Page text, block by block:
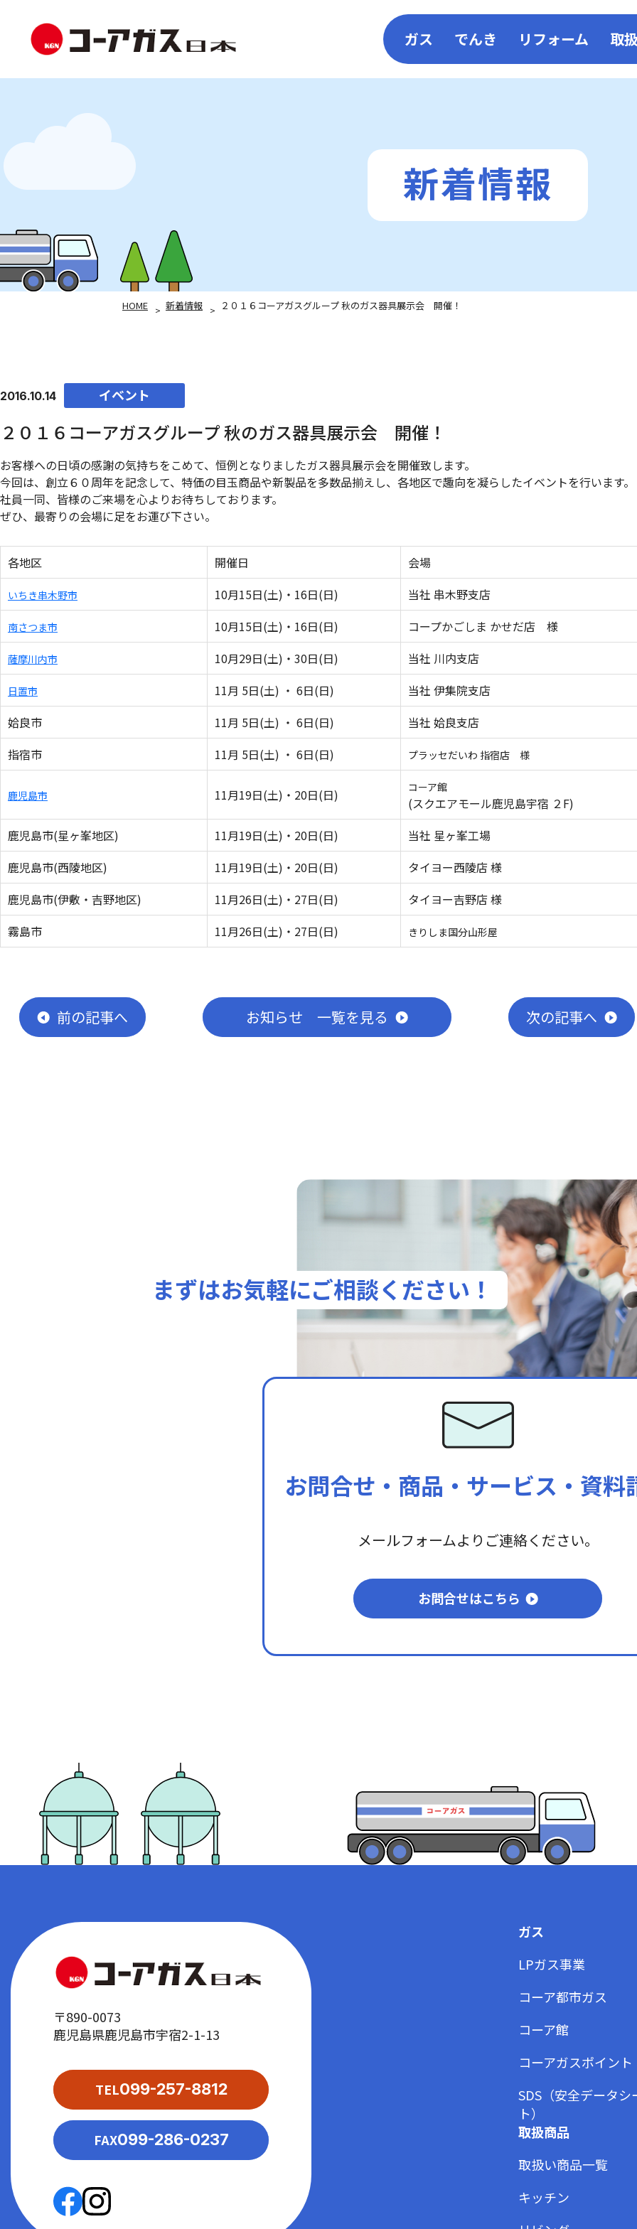
ガス
コーア館
でんき リフォーム 取
新着情報
HOME 新着情報 ２０１６コーアガスグループ 秋のガス器具展示会 開催！
2016.10.14 イベント
２０１６コーアガスグループ 秋のガス器具展示会 開催！
お客様への日頃の感謝の気持ちをこめて、恒例となりましたガス器具展示会を開催致します。
今回は、創立６０周年を記念して、特価の目玉商品や新製品を多数品揃えし、各地区で趣向を凝らしたイベントを行います。
社員一同、皆様のご来場を心よりお待ちしております。
ぜひ、最寄りの会場に足をお運び下さい。
各地区 開催日 会場
いちき串木野市 10月15日(土)・16日(日) 当社 串木野支店
南さつま市 10月15日(土)・16日(日) コープかごしま かせだ店 様
薩摩川内市 10月29日(土)・30日(日) 当社 川内支店
日置市 11月 5日(土) ・ 6日(日)
当社 伊集院支店
姶良市
11月 5日(土) ・ 6日(日)
当社 姶良支店
指宿市
11月 5日(土) ・ 6日(日) プラッセだいわ 指宿店 様
鹿児島市 11月19日(土)・20日(日) コーア館
(スクエアモール鹿児島宇宿 ２F)
鹿児島市(星ヶ峯地区)
11月19日(土)・20日(日)
当社 星ヶ峯工場
鹿児島市(西陵地区)
11月19日(土)・20日(日)
タイヨー西陵店 様
鹿児島市(伊敷・吉野地区)
11月26日(土)・27日(日)
タイヨー吉野店 様
霧島市
11月26日(土)・27日(日) きりしま国分山形屋
前の記事へ お知らせ 一覧を見る 次の記事へ
まずはお気軽にご相談ください！
お問合せ・商品・ サービス・資料
メールフォームよりご連絡ください。
お問合せはこちら
ガス
LPガス事業
コーア都市ガス
コーア館
コーアガスポイント
SDS（安全データシ
ト）
取扱商品
取扱い商品一覧
キッチン
〒890-0073
鹿児島県鹿児島市宇宿2-1-13
TEL099-257-8812
FAX099-286-0237